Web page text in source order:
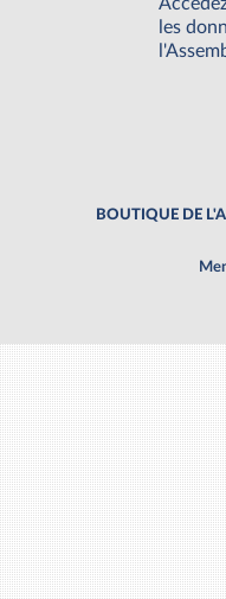
les
BOUTIQUE DE